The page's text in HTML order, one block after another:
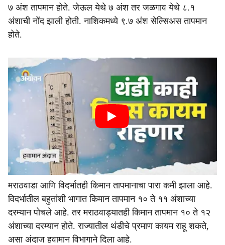
७ अंश तापमान होते. जेऊल येथे ७ अंश तर जळगाव येथे ८.१
अंशाची नोंद झाली होती. नाशिकमध्ये ९.७ अंश सेल्सिअस तापमान
होते.
मराठवाडा आणि विदर्भातही किमान तापमानाचा पारा कमी झाला आहे.
विदर्भातील बहुतांशी भागात किमान तापमान १० ते ११ अंशाच्या
दरम्यान पोचले आहे. तर मराठवाड्यातही किमान तापमान १० ते १२
अंशाच्या दरम्यान होते. राज्यातील थंडीचे प्रमाण कायम राहू शकते,
असा अंदाज हवामान विभागाने दिला आहे.